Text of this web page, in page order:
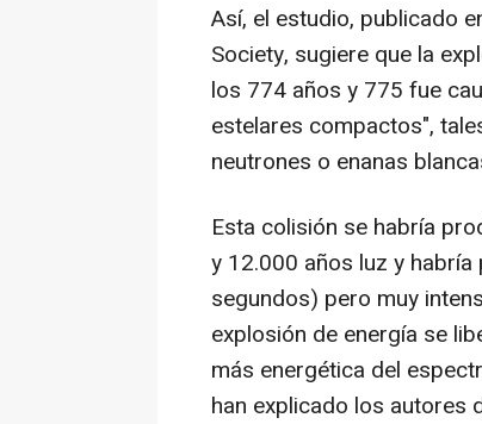
Así, el estudio, publicado
Society, sugiere que la
los 774 años y 775 fue
estelares compactos",
neutrones o enanas
Esta colisión se habría
y 12.000 años luz y
segundos) pero muy
explosión de energía se
más energética del
han explicado los autores